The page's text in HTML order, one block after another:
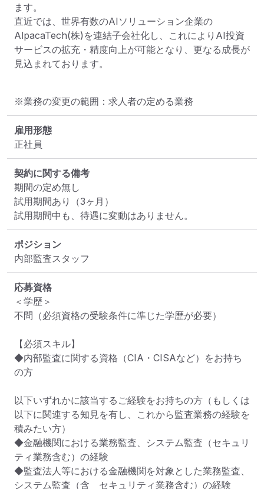
ます。
直近では、世界有数のAIソリューション企業の
AlpacaTech(株)を連結子会社化し、これによりAI投資
サービスの拡充・精度向上が可能となり、更なる成長が
見込まれております。
※業務の変更の範囲：求人者の定める業務
雇用形態
正社員
契約に関する備考
期間の定め無し
試用期間あり（3ヶ月）
試用期間中も、待遇に変動はありません。
ポジション
内部監査スタッフ
応募資格
＜学歴＞
不問（必須資格の受験条件に準じた学歴が必要）
【必須スキル】
◆内部監査に関する資格（CIA・CISAなど）をお持ち
の方
以下いずれかに該当するご経験をお持ちの方（もしくは
以下に関連する知見を有し、これから監査業務の経験を
積みたい方）
◆金融機関における業務監査、システム監査（セキュリ
ティ業務含む）の経験
◆監査法人等における金融機関を対象とした業務監査、
システム監査（含　セキュリティ業務含む）の経験